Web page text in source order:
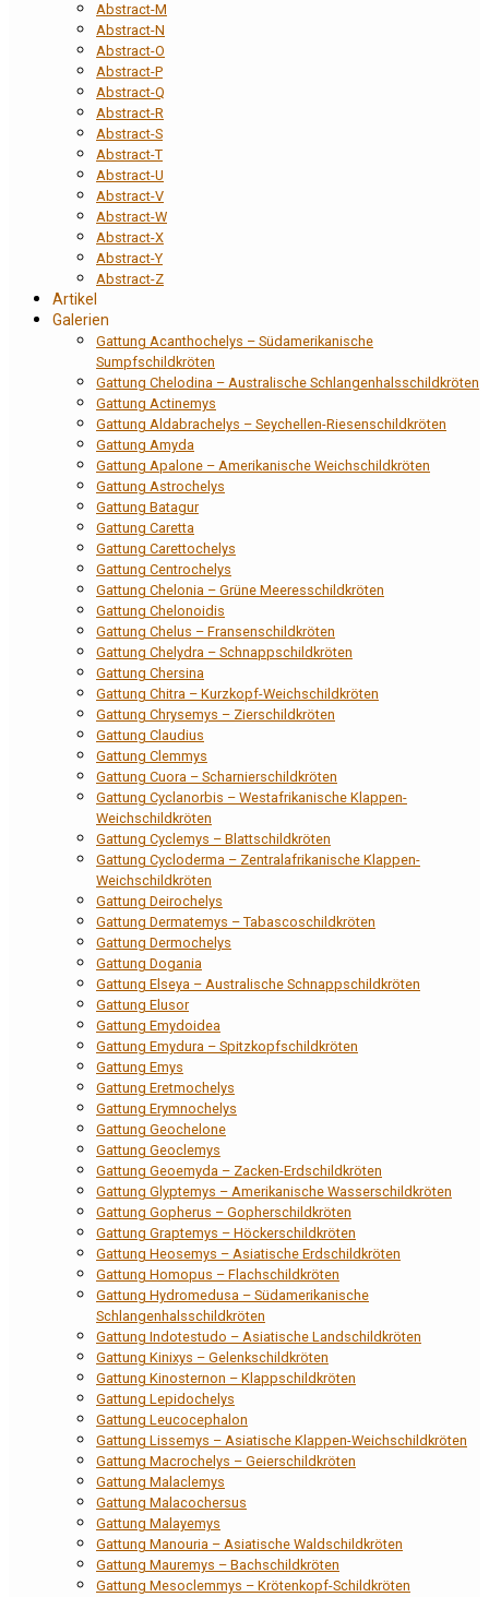
Abstract-M
Abstract-N
Abstract-O
Abstract-P
Abstract-Q
Abstract-R
Abstract-S
Abstract-T
Abstract-U
Abstract-V
Abstract-W
Abstract-X
Abstract-Y
Abstract-Z
Artikel
Galerien
Gattung Acanthochelys – Südamerikanische
Sumpfschildkröten
Gattung Chelodina – Australische Schlangenhalsschildkröten
Gattung Actinemys
Gattung Aldabrachelys – Seychellen-Riesenschildkröten
Gattung Amyda
Gattung Apalone – Amerikanische Weichschildkröten
Gattung Astrochelys
Gattung Batagur
Gattung Caretta
Gattung Carettochelys
Gattung Centrochelys
Gattung Chelonia – Grüne Meeresschildkröten
Gattung Chelonoidis
Gattung Chelus – Fransenschildkröten
Gattung Chelydra – Schnappschildkröten
Gattung Chersina
Gattung Chitra – Kurzkopf-Weichschildkröten
Gattung Chrysemys – Zierschildkröten
Gattung Claudius
Gattung Clemmys
Gattung Cuora – Scharnierschildkröten
Gattung Cyclanorbis – Westafrikanische Klappen-
Weichschildkröten
Gattung Cyclemys – Blattschildkröten
Gattung Cycloderma – Zentralafrikanische Klappen-
Weichschildkröten
Gattung Deirochelys
Gattung Dermatemys – Tabascoschildkröten
Gattung Dermochelys
Gattung Dogania
Gattung Elseya – Australische Schnappschildkröten
Gattung Elusor
Gattung Emydoidea
Gattung Emydura – Spitzkopfschildkröten
Gattung Emys
Gattung Eretmochelys
Gattung Erymnochelys
Gattung Geochelone
Gattung Geoclemys
Gattung Geoemyda – Zacken-Erdschildkröten
Gattung Glyptemys – Amerikanische Wasserschildkröten
Gattung Gopherus – Gopherschildkröten
Gattung Graptemys – Höckerschildkröten
Gattung Heosemys – Asiatische Erdschildkröten
Gattung Homopus – Flachschildkröten
Gattung Hydromedusa – Südamerikanische
Schlangenhalsschildkröten
Gattung Indotestudo – Asiatische Landschildkröten
Gattung Kinixys – Gelenkschildkröten
Gattung Kinosternon – Klappschildkröten
Gattung Lepidochelys
Gattung Leucocephalon
Gattung Lissemys – Asiatische Klappen-Weichschildkröten
Gattung Macrochelys – Geierschildkröten
Gattung Malaclemys
Gattung Malacochersus
Gattung Malayemys
Gattung Manouria – Asiatische Waldschildkröten
Gattung Mauremys – Bachschildkröten
Gattung Mesoclemmys – Krötenkopf-Schildkröten